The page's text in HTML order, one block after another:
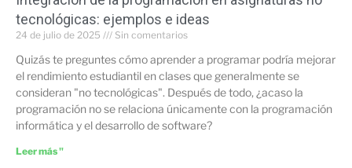
tecnológicas: ejemplos e ideas
24 de julio de 2025 Sin comentarios
Quizás te preguntes cómo aprender a programar podría mejorar
el rendimiento estudiantil en clases que generalmente se
consideran "no tecnológicas". Después de todo, ¿acaso la
programación no se relaciona únicamente con la programación
informática y el desarrollo de software?
Leer más "